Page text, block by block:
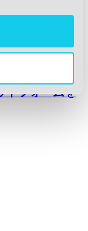
イチェーン・
トフォームを